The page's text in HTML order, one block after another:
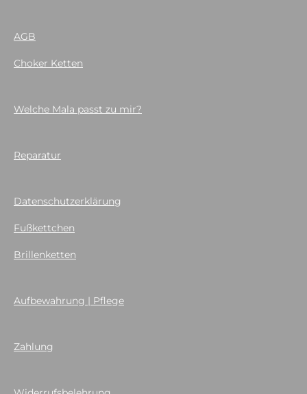
AGB
Choker Ketten
Welche Mala passt zu mir?
Reparatur
Datenschutzerklärung
Fußkettchen
Brillenketten
Aufbewahrung | Pflege
Zahlung